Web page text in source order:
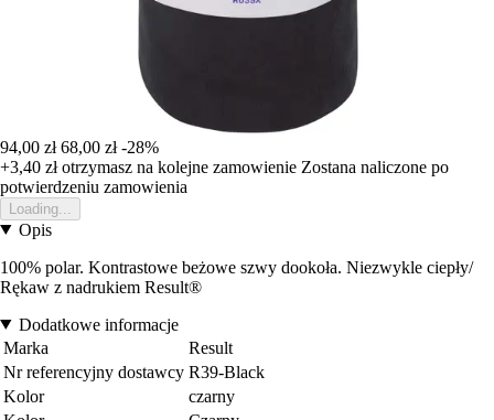
94,00 zł 68,00 zł -28%
+3,40 złotrzymasz na kolejne zamowienie Zostana naliczone po
potwierdzeniu zamowienia
Loading...
Opis
100% polar. Kontrastowe beżowe szwy dookoła. Niezwykle ciepły/
Rękaw z nadrukiem Result®
Dodatkowe informacje
Marka
Result
Nr referencyjny dostawcy R39-Black
Kolor
czarny